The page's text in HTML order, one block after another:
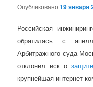
Опубликовано19 января
Российская
обратилась с
Арбитражного суда
отклонил иск о
крупнейшая интернет-